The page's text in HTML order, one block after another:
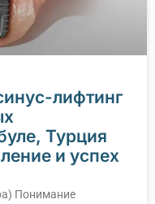
лифтинг
Турция
и успех
Понимание